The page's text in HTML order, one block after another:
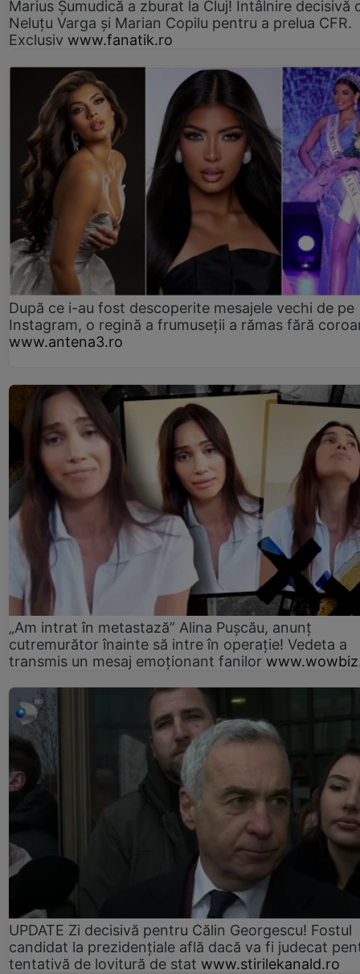
Marius Şumudică a zburat la Cluj! Întâlnire decisivă
Neluţu Varga şi Marian Copilu pentru a prelua CFR.
Exclusiv www.fanatik.ro
După ce i-au fost descoperite mesajele vechi de pe
Instagram, o regină a frumuseții a rămas fără
www.antena3.ro
„Am intrat în metastază” Alina Pușcău, anunț
cutremurător înainte să intre în operație! Vedeta a
transmis un mesaj emoționant fanilor
UPDATE Zi decisivă pentru Călin Georgescu! Fostul
candidat la prezidențiale află dacă va fi judecat
tentativă de lovitură de stat www.stirilekanald.ro